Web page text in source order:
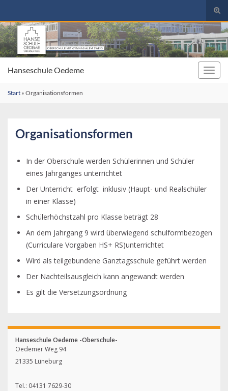
Search for:
Hanseschule Oedeme
Start » Organisationsformen
Organisationsformen
In der Oberschule werden Schülerinnen und Schüler
eines Jahrganges unterrichtet
Der Unterricht erfolgt inklusiv (Haupt- und Realschüler
in einer Klasse)
Schülerhöchstzahl pro Klasse beträgt 28
An dem Jahrgang 9 wird überwiegend schulformbezogen
(Curriculare Vorgaben HS+ RS)unterrichtet
Wird als teilgebundene Ganztagsschule geführt werden
Der Nachteilsausgleich kann angewandt werden
Es gilt die Versetzungsordnung
Hanseschule Oedeme -Oberschule-
Oedemer Weg 94
21335 Lüneburg
Tel.: 04131 7629-30